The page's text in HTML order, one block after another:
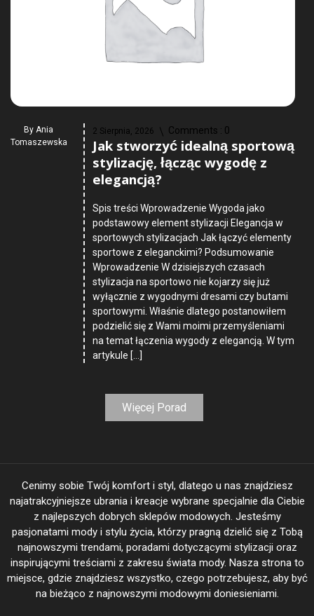
By Ania
Tomaszewska
2 Sierpnia, 2026 Comments : 0
Jak stworzyć idealną sportową
stylizację, łącząc wygodę z
elegancją?
Spis treści Wprowadzenie Wygoda jako
podstawowy element stylizacji Elegancja w
sportowych stylizacjach Jak łączyć elementy
sportowe z eleganckimi? Podsumowanie
Wprowadzenie W dzisiejszych czasach
stylizacja na sportowo nie kojarzy się już
wyłącznie z wygodnymi dresami czy butami
sportowymi. Właśnie dlatego postanowiłem
podzielić się z Wami moimi przemyśleniami
na temat łączenia wygody z elegancją. W tym
artykule […]
Więcej Porad
Cenimy sobie Twój komfort i styl, dlatego u nas znajdziesz
najatrakcyjniejsze ubrania i kreacje wybrane specjalnie dla Ciebie
z najlepszych dobrych sklepów modowych. Jesteśmy
pasjonatami mody i stylu życia, którzy pragną dzielić się z Tobą
najnowszymi trendami, poradami dotyczącymi stylizacji oraz
inspirującymi treściami z zakresu świata mody. Nasza strona to
miejsce, gdzie znajdziesz wszystko, czego potrzebujesz, aby być
na bieżąco z najnowszymi modowymi doniesieniami.